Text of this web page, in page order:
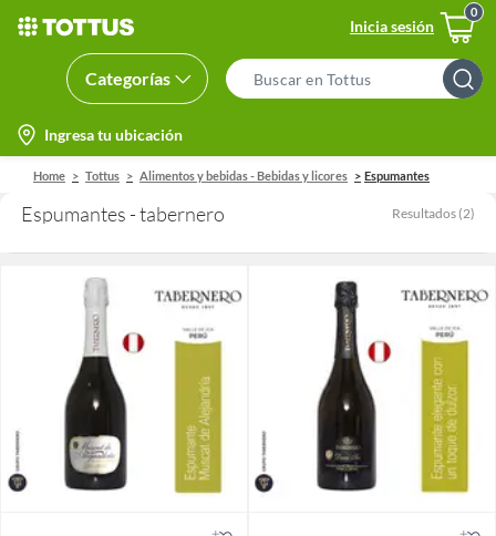
Inicia sesión
Categorías
Search
Bar
location-
icon
Ingresa tu ubicación
Home Tottus Alimentos y bebidas - Bebidas y licores Espumantes
Espumantes - tabernero Resultados (2)